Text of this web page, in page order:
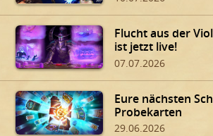
Flucht aus der
ist jetzt live!
07.07.2026
Eure nächsten
Probekarten
29.06.2026